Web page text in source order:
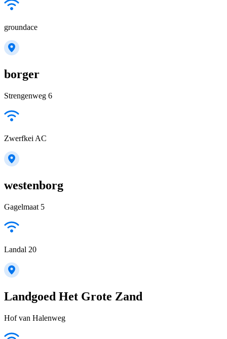
groundace
borger
Strengenweg 6
Zwerfkei AC
westenborg
Gagelmaat 5
Landal 20
Landgoed Het Grote Zand
Hof van Halenweg